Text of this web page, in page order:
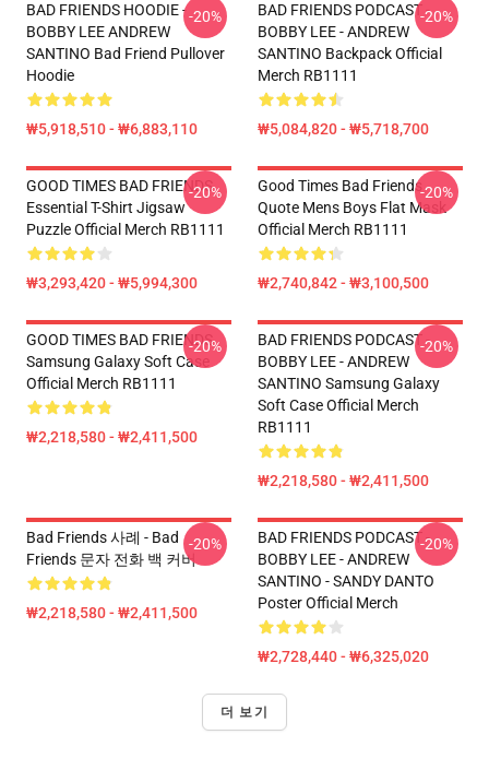
BAD FRIENDS HOODIE -
BOBBY LEE ANDREW
SANTINO Bad Friend Pullover
Hoodie
₩5,918,510 - ₩6,883,110
-20%
BAD FRIENDS PODCAST -
BOBBY LEE - ANDREW
SANTINO Backpack Official
Merch RB1111
₩5,084,820 - ₩5,718,700
-20%
GOOD TIMES BAD FRIENDS
Essential T-Shirt Jigsaw
Puzzle Official Merch RB1111
₩3,293,420 - ₩5,994,300
-20%
Good Times Bad Friends
Quote Mens Boys Flat Mask
Official Merch RB1111
₩2,740,842 - ₩3,100,500
-20%
GOOD TIMES BAD FRIENDS
Samsung Galaxy Soft Case
Official Merch RB1111
₩2,218,580 - ₩2,411,500
-20%
BAD FRIENDS PODCAST -
BOBBY LEE - ANDREW
SANTINO Samsung Galaxy
Soft Case Official Merch
RB1111
₩2,218,580 - ₩2,411,500
-20%
Bad Friends 사례 - Bad
Friends 문자 전화 백 커버
₩2,218,580 - ₩2,411,500
-20%
BAD FRIENDS PODCAST -
BOBBY LEE - ANDREW
SANTINO - SANDY DANTO
Poster Official Merch
₩2,728,440 - ₩6,325,020
-20%
더 보기